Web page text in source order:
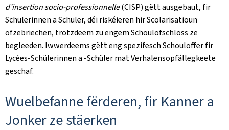
d’insertion socio-professionnelle(CISP) gëtt ausgebaut, fir
Schülerinnen a Schüler, déi riskéieren hir Scolarisatioun
ofzebriechen, trotzdeem zu engem Schoulofschloss ze
begleeden. Iwwerdeems gëtt eng spezifesch Schouloffer fir
Lycées-Schülerinnen a -Schüler mat Verhalensopfällegkeete
geschaf.
Wuelbefanne fërderen, fir Kanner a
Jonker ze stäerken